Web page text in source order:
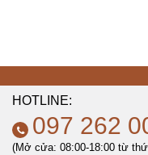
HOTLINE:
097 262
(Mở cửa: 08:00-18:00 từ